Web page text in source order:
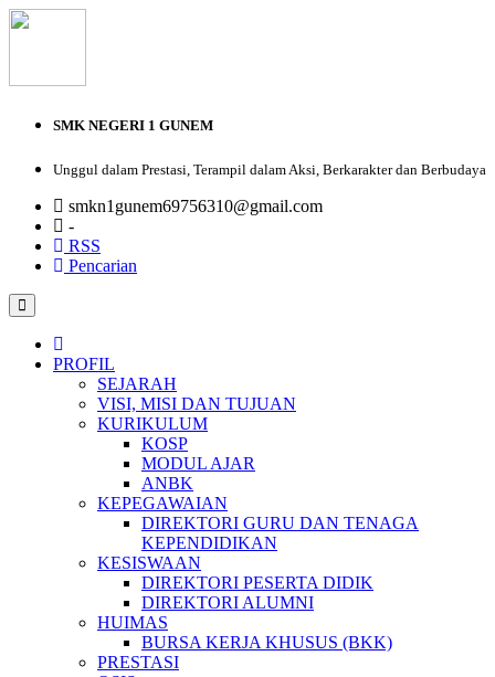
SMK NEGERI 1 GUNEM
Unggul dalam Prestasi, Terampil dalam Aksi, Berkarakter dan Berbudaya
smkn1gunem69756310@gmail.com
-
RSS
Pencarian
PROFIL
SEJARAH
VISI, MISI DAN TUJUAN
KURIKULUM
KOSP
MODUL AJAR
ANBK
KEPEGAWAIAN
DIREKTORI GURU DAN TENAGA
KEPENDIDIKAN
KESISWAAN
DIREKTORI PESERTA DIDIK
DIREKTORI ALUMNI
HUIMAS
BURSA KERJA KHUSUS (BKK)
PRESTASI